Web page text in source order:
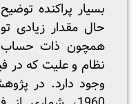
بسیار پراکنده
حال مقدار زیادی
همچون ذات حساب و
نظام و علیت که در
وجود دارد. در